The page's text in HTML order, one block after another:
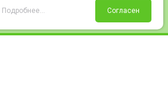
Избранное Корзина
Подробнее... Согласен